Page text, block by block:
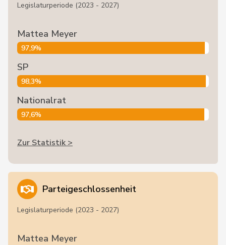
Legislaturperiode (2023 - 2027)
Mattea Meyer
97,9%
SP
98,3%
Nationalrat
97,6%
Zur Statistik >
Parteigeschlossenheit
Legislaturperiode (2023 - 2027)
Mattea Meyer